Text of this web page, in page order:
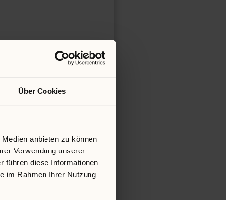
Über Cookies
anbieten zu können
Verwendung unserer
führen diese Informationen
im Rahmen Ihrer Nutzung